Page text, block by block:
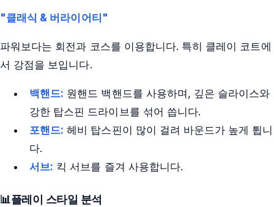
"클래식 & 버라이어티"
파워보다는 회전과 코스를 이용합니다. 특히 클레이 코트에
서 강점을 보입니다.
백핸드: 원핸드 백핸드를 사용하며, 깊은 슬라이스와
강한 탑스핀 드라이브를 섞어 씁니다.
포핸드: 헤비 탑스핀이 많이 걸려 바운드가 높게 튑니
다.
서브: 킥 서브를 즐겨 사용합니다.
📊플레이 스타일 분석